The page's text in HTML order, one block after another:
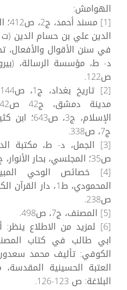
الهوامش:
[1]
في سنن الأقوال والأفعال،
ص122.
الإسلام، ج3،
ج7، ص338.
[3] الجمل، د- ط، مكتبة
ص35؛ المجلسي، بحار الأنوار، ج20، ص360.
[4] خصائص الوحي
ص238.
[5] المصنف، ج7، ص498.
[6] لمزيد من الاطلاع ينظر:
ابي طالب في كتاب
الكوفي: تأليف محمد
العتبة الحسينية
البلاغة: ص 123-126.